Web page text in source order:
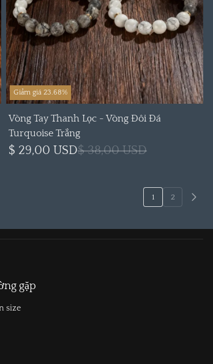
Giảm giá 23.68%
Vòng Tay Thanh Lọc - Vòng Đôi Đá
Turquoise Trắng
$ 29,00 USD$ 38,00 USD
1 2
gặp
size